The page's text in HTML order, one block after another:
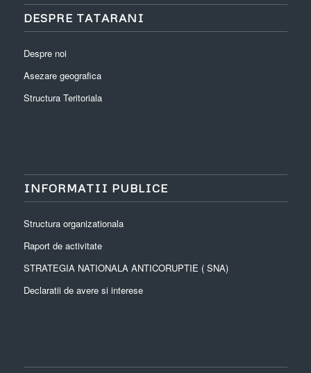
DESPRE TATARANI
Despre noi
Asezare geografica
Structura Teritoriala
INFORMATII PUBLICE
Structura organizationala
Raport de activitate
STRATEGIA NATIONALA ANTICORUPTIE ( SNA)
Declaratii de avere si interese